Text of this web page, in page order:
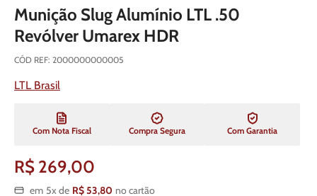
Munição Slug Alumínio LTL .50
Revólver Umarex HDR
CÓD REF: 2000000000005
LTL Brasil
Com Nota Fiscal Compra Segura Com Garantia
R$ 269,00
em 5x de R$53,80 no cartão